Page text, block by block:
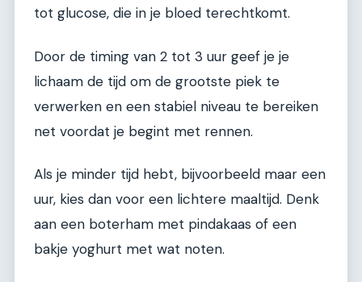
tot glucose, die in je bloed terechtkomt.
Door de timing van 2 tot 3 uur geef je je
lichaam de tijd om de grootste piek te
verwerken en een stabiel niveau te bereiken
net voordat je begint met rennen.
Als je minder tijd hebt, bijvoorbeeld maar een
uur, kies dan voor een lichtere maaltijd. Denk
aan een boterham met pindakaas of een
bakje yoghurt met wat noten.